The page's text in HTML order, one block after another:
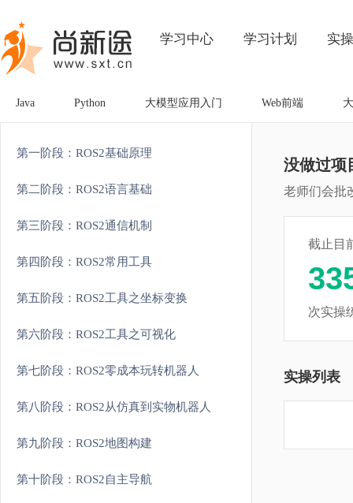
学习中心 学习计划 实操
Java Python 大模型应用入门 Web前端
第一阶段：ROS2基础原理
第二阶段：ROS2语言基础
第三阶段：ROS2通信机制
第四阶段：ROS2常用工具
第五阶段：ROS2工具之坐标变换
第六阶段：ROS2工具之可视化
第七阶段：ROS2零成本玩转机器人
第八阶段：ROS2从仿真到实物机器人
第九阶段：ROS2地图构建
第十阶段：ROS2自主导航
没做过项
老师们会批
截止目
次实操
实操列表